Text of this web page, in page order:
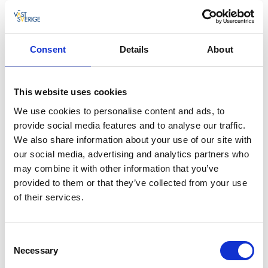
Consent Details About
This website uses cookies
We use cookies to personalise content and ads, to
provide social media features and to analyse our traffic.
We also share information about your use of our site with
our social media, advertising and analytics partners who
may combine it with other information that you’ve
provided to them or that they’ve collected from your use
of their services.
Selection
Necessary
Fotograf:Johan Törnroth
Tips 6 - Hitta ett hållbart besöksmål!På
hallbarhetsklivet.se hittar du verksamheter i hela
Västsverige som anslutit sig till Hållbarhetsklivet – ett
initiativ för att ställa om besöksnäringen till en hållbar
sådan.
röra oss fritt i naturen i Sverige. En bra tumregel är